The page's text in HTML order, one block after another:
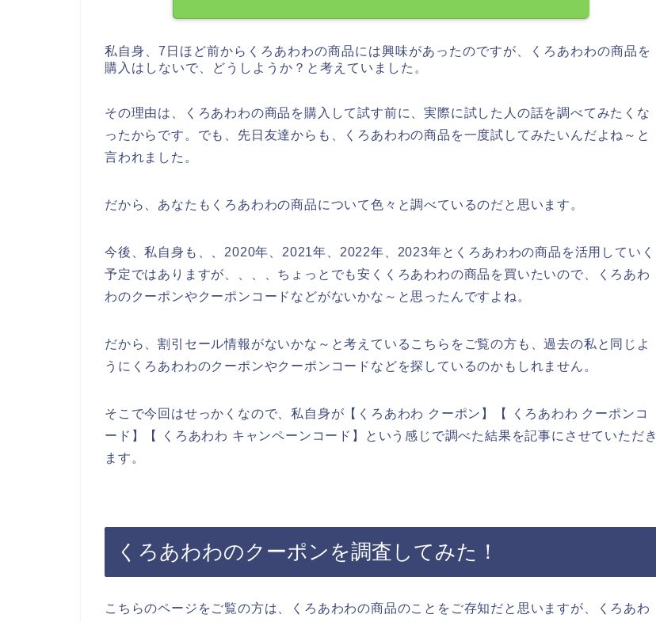
私自身、7日ほど前からくろあわわの商品には興味があったのですが、くろあわわの商品を
購入はしないで、どうしようか？と考えていました。
その理由は、くろあわわの商品を購入して試す前に、実際に試した人の話を調べてみたくな
ったからです。でも、先日友達からも、くろあわわの商品を一度試してみたいんだよね～と
言われました。
だから、あなたもくろあわわの商品について色々と調べているのだと思います。
今後、私自身も、、2020年、2021年、2022年、2023年とくろあわわの商品を活用していく
予定ではありますが、、、、ちょっとでも安くくろあわわの商品を買いたいので、くろあわ
わのクーポンやクーポンコードなどがないかな～と思ったんですよね。
だから、割引セール情報がないかな～と考えているこちらをご覧の方も、過去の私と同じよ
うにくろあわわのクーポンやクーポンコードなどを探しているのかもしれません。
そこで今回はせっかくなので、私自身が【くろあわわ クーポン】【 くろあわわ クーポンコ
ード】【 くろあわわ キャンペーンコード】という感じで調べた結果を記事にさせていただき
ます。
くろあわわのクーポンを調査してみた！
こちらのページをご覧の方は、くろあわわの商品のことをご存知だと思いますが、くろあわ